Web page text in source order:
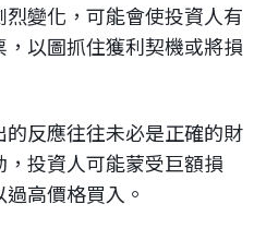
變化，可能會使投資人有
以圖抓住獲利契機或將損
反應往往未必是正確的財
投資人可能蒙受巨額損
高價格買入。